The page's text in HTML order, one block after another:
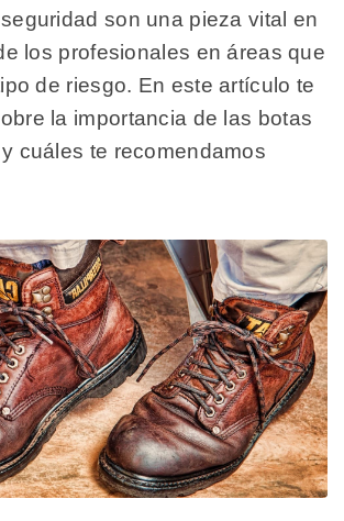
son una pieza vital en
los profesionales en áreas que
de riesgo. En este artículo te
la importancia de las botas
cuáles te recomendamos